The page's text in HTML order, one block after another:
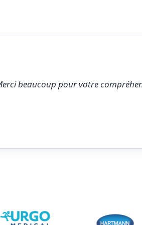
beaucoup pour votre